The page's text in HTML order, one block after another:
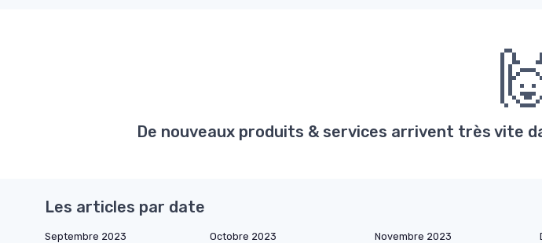
De nouveaux produits & services arrivent très vite
Les articles par date
Septembre 2023 Octobre 2023 Novembre 2023